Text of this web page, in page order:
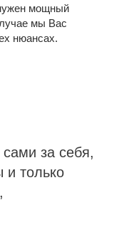
мощный
мы Вас
нюансах.